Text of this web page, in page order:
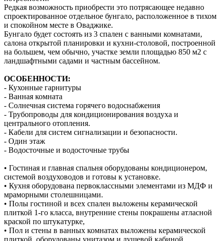
Редкая возможность приобрести это потрясающее недавно
спроектированное отдельное бунгало, расположенное в тихом
и спокойном месте в Оваджике.
Бунгало будет состоять из 3 спален с ванными комнатами,
салона открытой планировки и кухни-столовой, построенной
на большем, чем обычно, участке земли площадью 850 м2 с
ландшафтными садами и частным бассейном.
ОСОБЕННОСТИ:
- Кухонные гарнитуры
- Ванная комната
- Солнечная система горячего водоснабжения
- Трубопроводы для кондиционирования воздуха и
центрального отопления.
- Кабели для систем сигнализации и безопасности.
- Один этаж
- Водосточные и водосточные трубы
• Гостиная и главная спальня оборудованы кондиционером,
системой воздуховодов и готовы к установке.
• Кухня оборудована первоклассными элементами из МДФ и
мраморными столешницами.
• Полы гостиной и всех спален выложены керамической
плиткой 1-го класса, внутренние стены покрашены атласной
краской по штукатурке,
• Пол и стены в ванных комнатах выложены керамической
плиткой, оборудованы унитазом и душевой кабиной,